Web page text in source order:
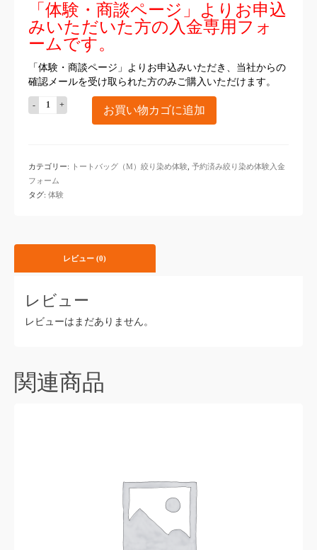
「体験・商談ページ」よりお申込
みいただいた方の入金専用フォ
ームです。
「体験・商談ページ」よりお申込みいただき、当社からの
確認メールを受け取られた方のみご購入いただけます。
ト
ー
グ
（M）
絞
め
験
金
専
用
お買い物カゴに追加
カテゴリー: トートバッグ（M）絞り染め体験 予約済み絞り染め体験入金
フォーム
タグ: 体験
レビュー (0)
レビュー
レビューはまだありません。
関連商品